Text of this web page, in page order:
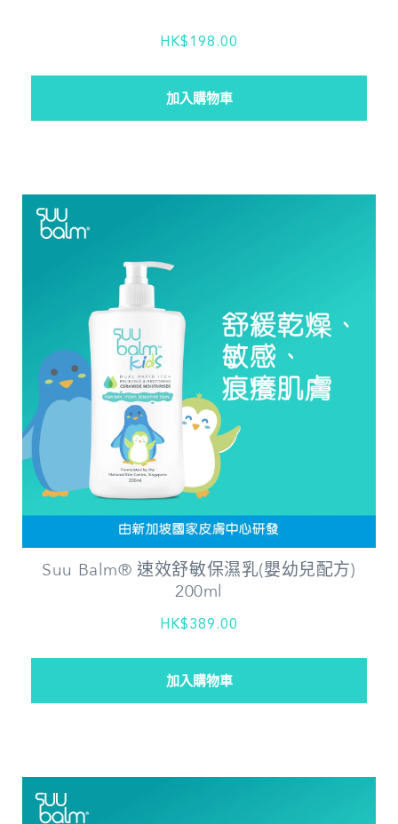
HK$198.00
Suu Balm® 速效舒敏保濕乳(嬰幼兒配方)
200ml
HK$389.00